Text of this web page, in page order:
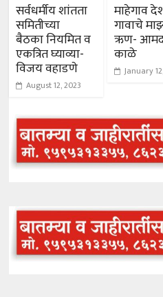
सर्वधर्मीय शांतता
समितीच्या
बैठका नियमित व
एकत्रित घ्याव्या-
विजय वहाडणे
August 12, 2023
माहेगाव
गावाचे
ऋण-
काळे
January